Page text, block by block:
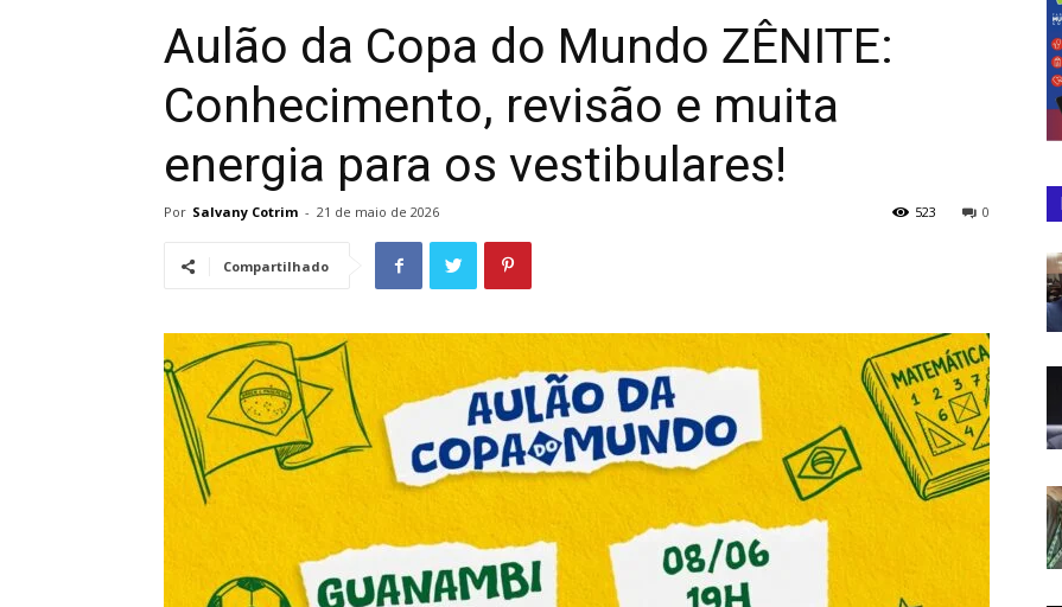
Aulão da Copa do Mundo ZÊNITE:
Conhecimento, revisão e muita
energia para os vestibulares!
Por Salvany Cotrim - 21 de maio de 2026 0
523
Compartilhado